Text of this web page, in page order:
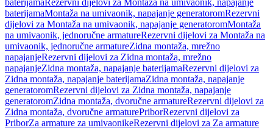
baterijamaRezervni dijelovi za Montaža na umivaonik, napajanje
baterijamaMontaža na umivaonik, napajanje generatoromRezervni
dijelovi za Montaža na umivaonik, napajanje generatoromMontaža
na umivaonik, jednoručne armatureRezervni dijelovi za Montaža na
umivaonik, jednoručne armatureZidna montaža, mrežno
napajanjeRezervni dijelovi za Zidna montaža, mrežno
napajanjeZidna montaža, napajanje baterijamaRezervni dijelovi za
Zidna montaža, napajanje baterijamaZidna montaža, napajanje
generatoromRezervni dijelovi za Zidna montaža, napajanje
generatoromZidna montaža, dvoručne armatureRezervni dijelovi za
Zidna montaža, dvoručne armaturePriborRezervni dijelovi za
PriborZa armature za umivaonikeRezervni dijelovi za Za armature